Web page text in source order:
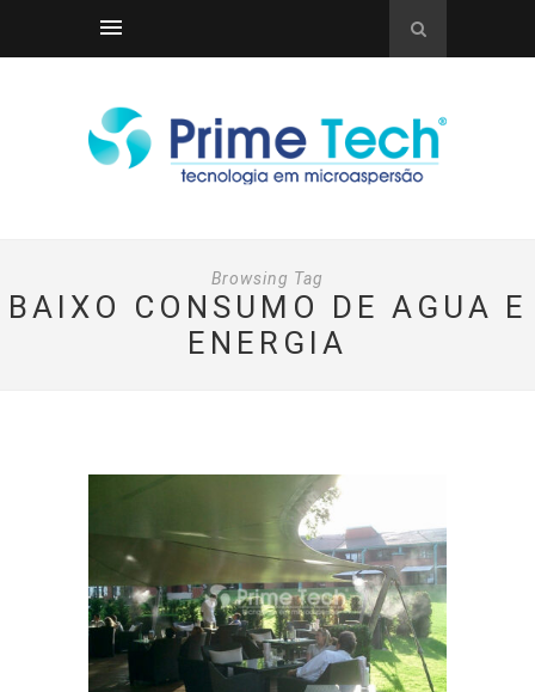
Browsing Tag
BAIXO CONSUMO DE AGUA E
ENERGIA